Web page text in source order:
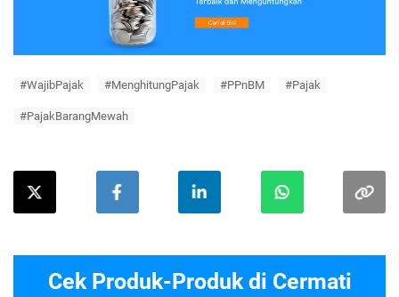
#WajibPajak #MenghitungPajak #PPnBM #Pajak
#PajakBarangMewah
Cek Produk-Produk di Cermati